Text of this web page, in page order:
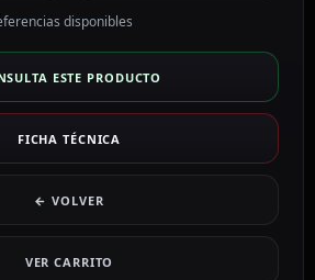
disponibles
ESTE PRODUCTO
FICHA TÉCNICA
← VOLVER
VER CARRITO